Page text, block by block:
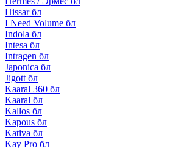
Hissar бл
I Need Volume бл
Indola бл
Intesa бл
Intragen бл
Japonica бл
Jigott бл
Kaaral 360 бл
Kaaral бл
Kallos бл
Kapous бл
Kativa бл
Kay Pro бл